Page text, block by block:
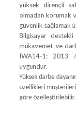
yüksek dirençli
olmadan korumak
güvenlik sağlamak
Bilgisayar
mukavemet ve
IWA14-1: 2013
uygundur.
Yüksek darbe
özellikleri
göre özelleştirilebilir.